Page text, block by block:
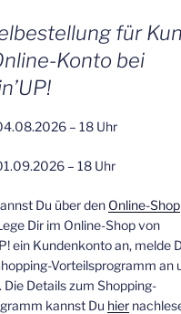
für
Konto bei
– 18 Uhr
– 18 Uhr
Du über den Online-Shop
Dir im Online-Shop von
ein Kundenkonto an, melde
Vorteilsprogramm an
Die Details zum Shopping-
kannst Du hier